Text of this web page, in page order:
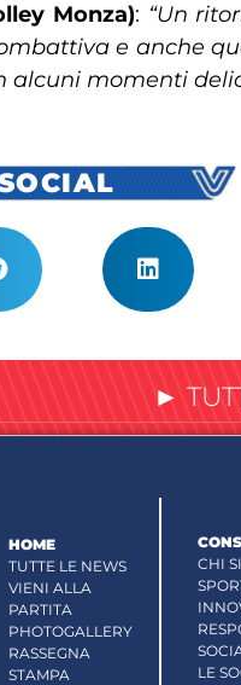
Monza): “Un
e anche
momenti
►
HOME
TUTTE LE NEWS
VIENI ALLA
PARTITA
PHOTOGALLERY
RASSEGNA
STAMPA
CHI
LE